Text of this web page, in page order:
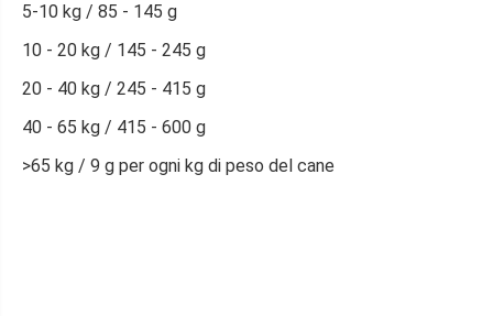
5-10 kg / 85 - 145 g
10 - 20 kg / 145 - 245 g
20 - 40 kg / 245 - 415 g
40 - 65 kg / 415 - 600 g
>65 kg / 9 g per ogni kg di peso del cane